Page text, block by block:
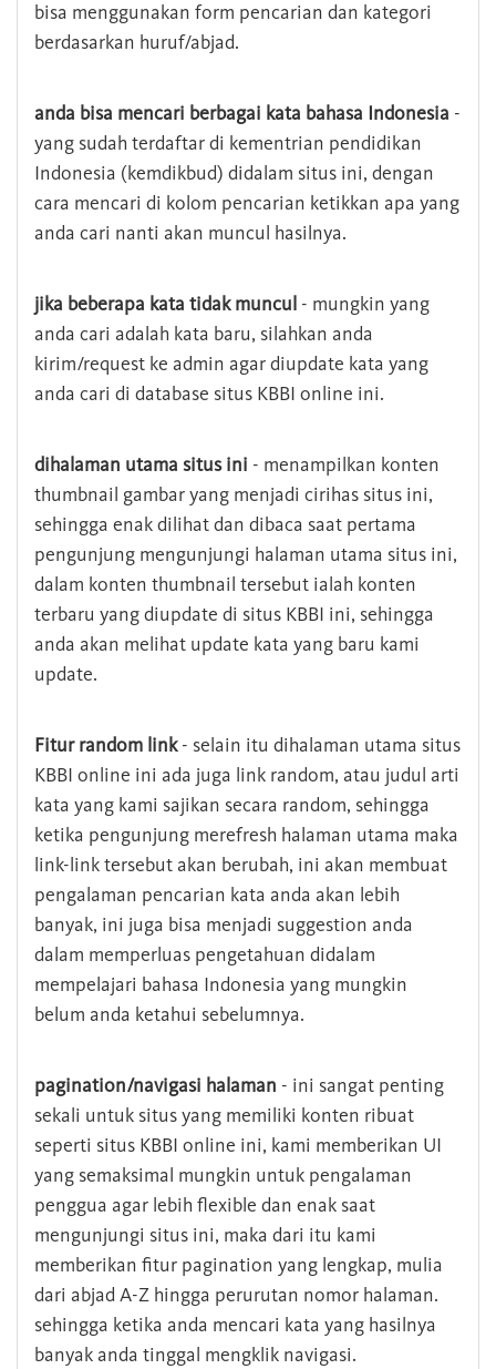
bisa menggunakan form pencarian dan kategori
berdasarkan huruf/abjad.
anda bisa mencari berbagai kata bahasa Indonesia -
yang sudah terdaftar di kementrian pendidikan
Indonesia (kemdikbud) didalam situs ini, dengan
cara mencari di kolom pencarian ketikkan apa yang
anda cari nanti akan muncul hasilnya.
jika beberapa kata tidak muncul - mungkin yang
anda cari adalah kata baru, silahkan anda
kirim/request ke admin agar diupdate kata yang
anda cari di database situs KBBI online ini.
dihalaman utama situs ini - menampilkan konten
thumbnail gambar yang menjadi cirihas situs ini,
sehingga enak dilihat dan dibaca saat pertama
pengunjung mengunjungi halaman utama situs ini,
dalam konten thumbnail tersebut ialah konten
terbaru yang diupdate di situs KBBI ini, sehingga
anda akan melihat update kata yang baru kami
update.
Fitur random link- selain itu dihalaman utama situs
KBBI online ini ada juga link random, atau judul arti
kata yang kami sajikan secara random, sehingga
ketika pengunjung merefresh halaman utama maka
link-link tersebut akan berubah, ini akan membuat
pengalaman pencarian kata anda akan lebih
banyak, ini juga bisa menjadi suggestion anda
dalam memperluas pengetahuan didalam
mempelajari bahasa Indonesia yang mungkin
belum anda ketahui sebelumnya.
pagination/navigasi halaman - ini sangat penting
sekali untuk situs yang memiliki konten ribuat
seperti situs KBBI online ini, kami memberikan UI
yang semaksimal mungkin untuk pengalaman
penggua agar lebih flexible dan enak saat
mengunjungi situs ini, maka dari itu kami
memberikan fitur pagination yang lengkap, mulia
dari abjad A-Z hingga perurutan nomor halaman.
sehingga ketika anda mencari kata yang hasilnya
banyak anda tinggal mengklik navigasi.